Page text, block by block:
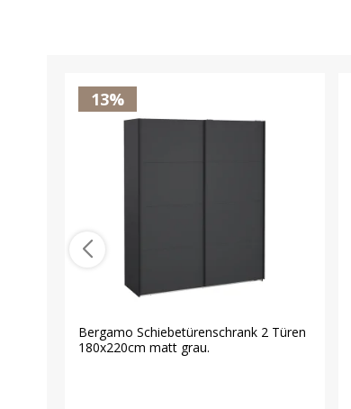
13%
Bergamo Schiebetürenschrank 2 Türen
180x220cm matt grau.